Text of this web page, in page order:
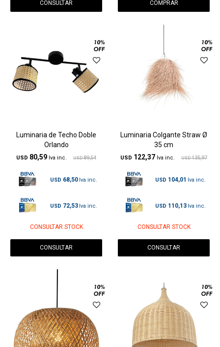
CONSULTAR
Luminaria de Techo Doble
Orlando
USD 80,59 USD 89,54
USD 68,50
USD 72,53
CONSULTAR STOCK
CONSULTAR
Luminaria Colgante Straw Ø
35 cm
USD 122,37 USD 135,97
USD 104,01
USD 110,13
CONSULTAR STOCK
CONSULTAR